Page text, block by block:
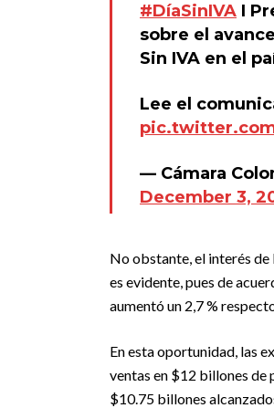
#DíaSinIVA I
sobre el
Sin IVA en el
Lee el
— Cámara
December 3,
No obstante, el interés
es evidente, pues de
aumentó un 2,7 %
En esta oportunidad, las
ventas en $12 billones de
$10.75 billones